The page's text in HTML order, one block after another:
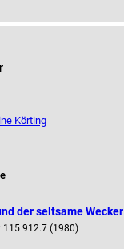
Körting
der seltsame Wecker
115 912.7 (1980)